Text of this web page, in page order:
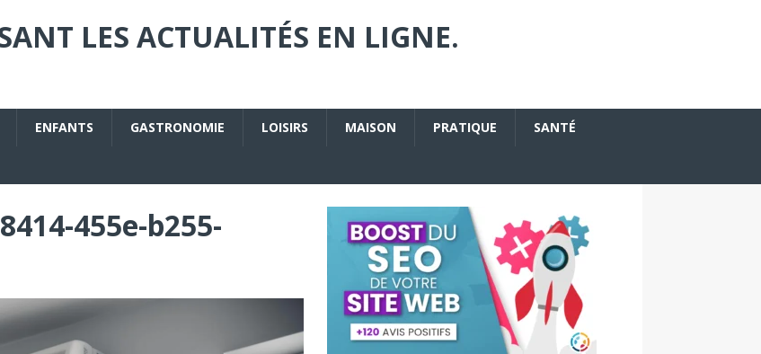
LES ACTUALITÉS EN LIGNE.
ENFANTS GASTRONOMIE LOISIRS MAISON PRATIQUE SANTÉ
455e-b255-